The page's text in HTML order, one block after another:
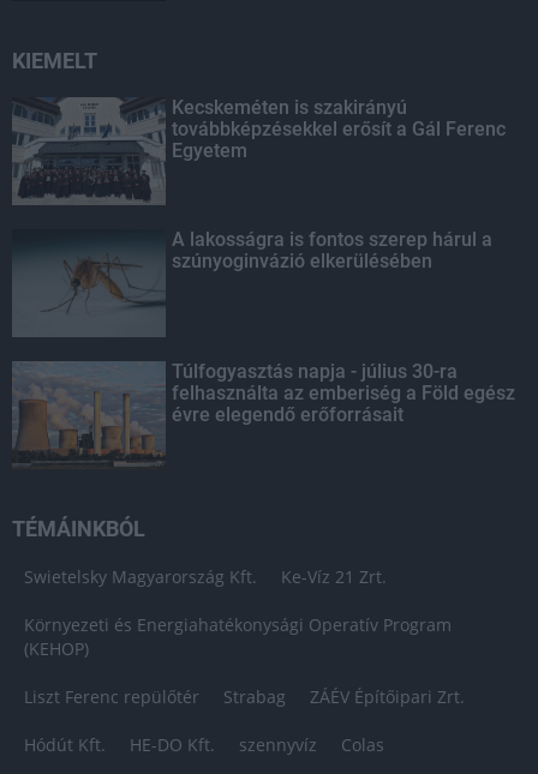
KIEMELT
Kecskeméten is szakirányú
továbbképzésekkel erősít a Gál Ferenc
Egyetem
A lakosságra is fontos szerep hárul a
szúnyoginvázió elkerülésében
Túlfogyasztás napja - július 30-ra
felhasználta az emberiség a Föld egész
évre elegendő erőforrásait
TÉMÁINKBÓL
Swietelsky Magyarország Kft. Ke-Víz 21 Zrt.
Környezeti és Energiahatékonysági Operatív Program
(KEHOP)
Liszt Ferenc repülőtér Strabag ZÁÉV Építőipari Zrt.
Hódút Kft. HE-DO Kft. szennyvíz Colas